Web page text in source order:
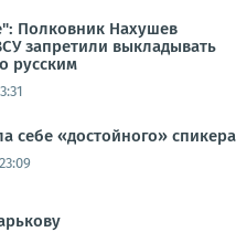
Полковник Нахушев
запретили выкладывать
русским
себе «достойного» спикера